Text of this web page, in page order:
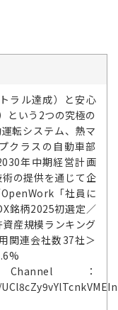
ラル達成）と安心
という2つの究極の
転システム、熱マ
クラスの自動車部
年中期経営計画
術の提供を通じて企
「社員に
銘柄2025初選定／
産規模ランキング
関連会社数37社＞
：